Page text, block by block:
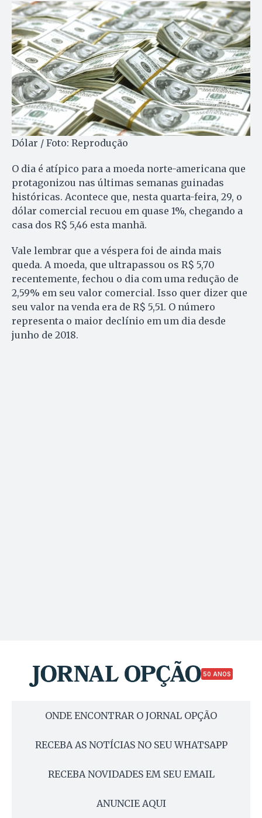
Dólar / Foto: Reprodução
O dia é atípico para a moeda norte-americana que
protagonizou nas últimas semanas guinadas
históricas. Acontece que, nesta quarta-feira, 29, o
dólar comercial recuou em quase 1%, chegando a
casa dos R$ 5,46 esta manhã.
Vale lembrar que a véspera foi de ainda mais
queda. A moeda, que ultrapassou os R$ 5,70
recentemente, fechou o dia com uma redução de
2,59% em seu valor comercial. Isso quer dizer que
seu valor na venda era de R$ 5,51. O número
representa o maior declínio em um dia desde
junho de 2018.
50 ANOS
ONDE ENCONTRAR O JORNAL OPÇÃO
RECEBA AS NOTÍCIAS NO SEU WHATSAPP
RECEBA NOVIDADES EM SEU EMAIL
ANUNCIE AQUI